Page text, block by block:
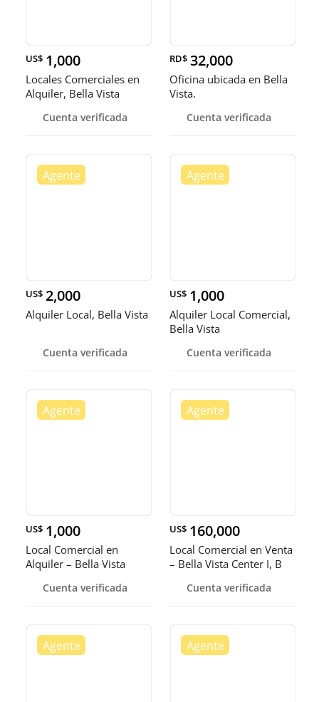
US$ 1,000
Locales Comerciales en
Alquiler, Bella Vista
Cuenta verificada
RD$ 32,000
Oficina ubicada en Bella
Vista.
Cuenta verificada
US$ 2,000
Alquiler Local, Bella Vista
Cuenta verificada
US$ 1,000
Alquiler Local Comercial,
Bella Vista
Cuenta verificada
US$ 1,000
Local Comercial en
Alquiler – Bella Vista
Cuenta verificada
US$ 160,000
Local Comercial en Venta
– Bella Vista Center I, B
Cuenta verificada